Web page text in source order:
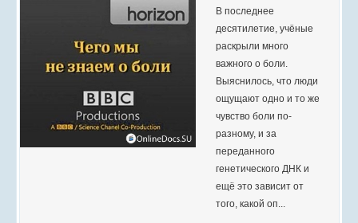
В последнее
десятилетие, учёные
раскрыли много
важного о боли.
Выяснилось, что люди
ощущают одно и то же
чувство боли по-
разному, и за
переданного
генетического ДНК и
ещё это зависит от
того, какой оп...